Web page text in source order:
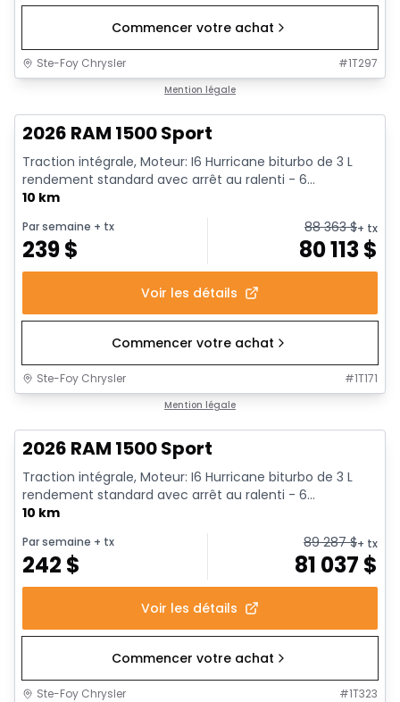
Commencer votre achat
Ste-Foy Chrysler #1T297
Mention légale
2026 RAM 1500 Sport
Traction intégrale, Moteur: I6 Hurricane biturbo de 3 L
rendement standard avec arrêt au ralenti - 6...
10 km
Par semaine + tx
239$
88 363$+ tx
80 113$
Voir les détails
Commencer votre achat
Ste-Foy Chrysler #1T171
Mention légale
2026 RAM 1500 Sport
Traction intégrale, Moteur: I6 Hurricane biturbo de 3 L
rendement standard avec arrêt au ralenti - 6...
10 km
Par semaine + tx
242 $
89 287$+ tx
81 037 $
Voir les détails
Commencer votre achat
Ste-Foy Chrysler #1T323